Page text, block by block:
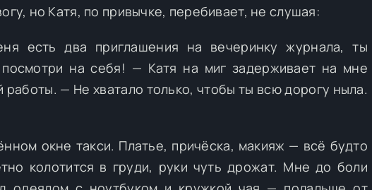
но Катя, по привычке, перебивает, не слушая:
есть два приглашения на вечеринку журнала, ты
на себя! — Катя на миг задерживает на мне
работы. — Не хватало только, чтобы ты всю дорогу ныла.
окне такси. Платье, причёска, макияж — всё будто
колотится в груди, руки чуть дрожат. Мне до боли